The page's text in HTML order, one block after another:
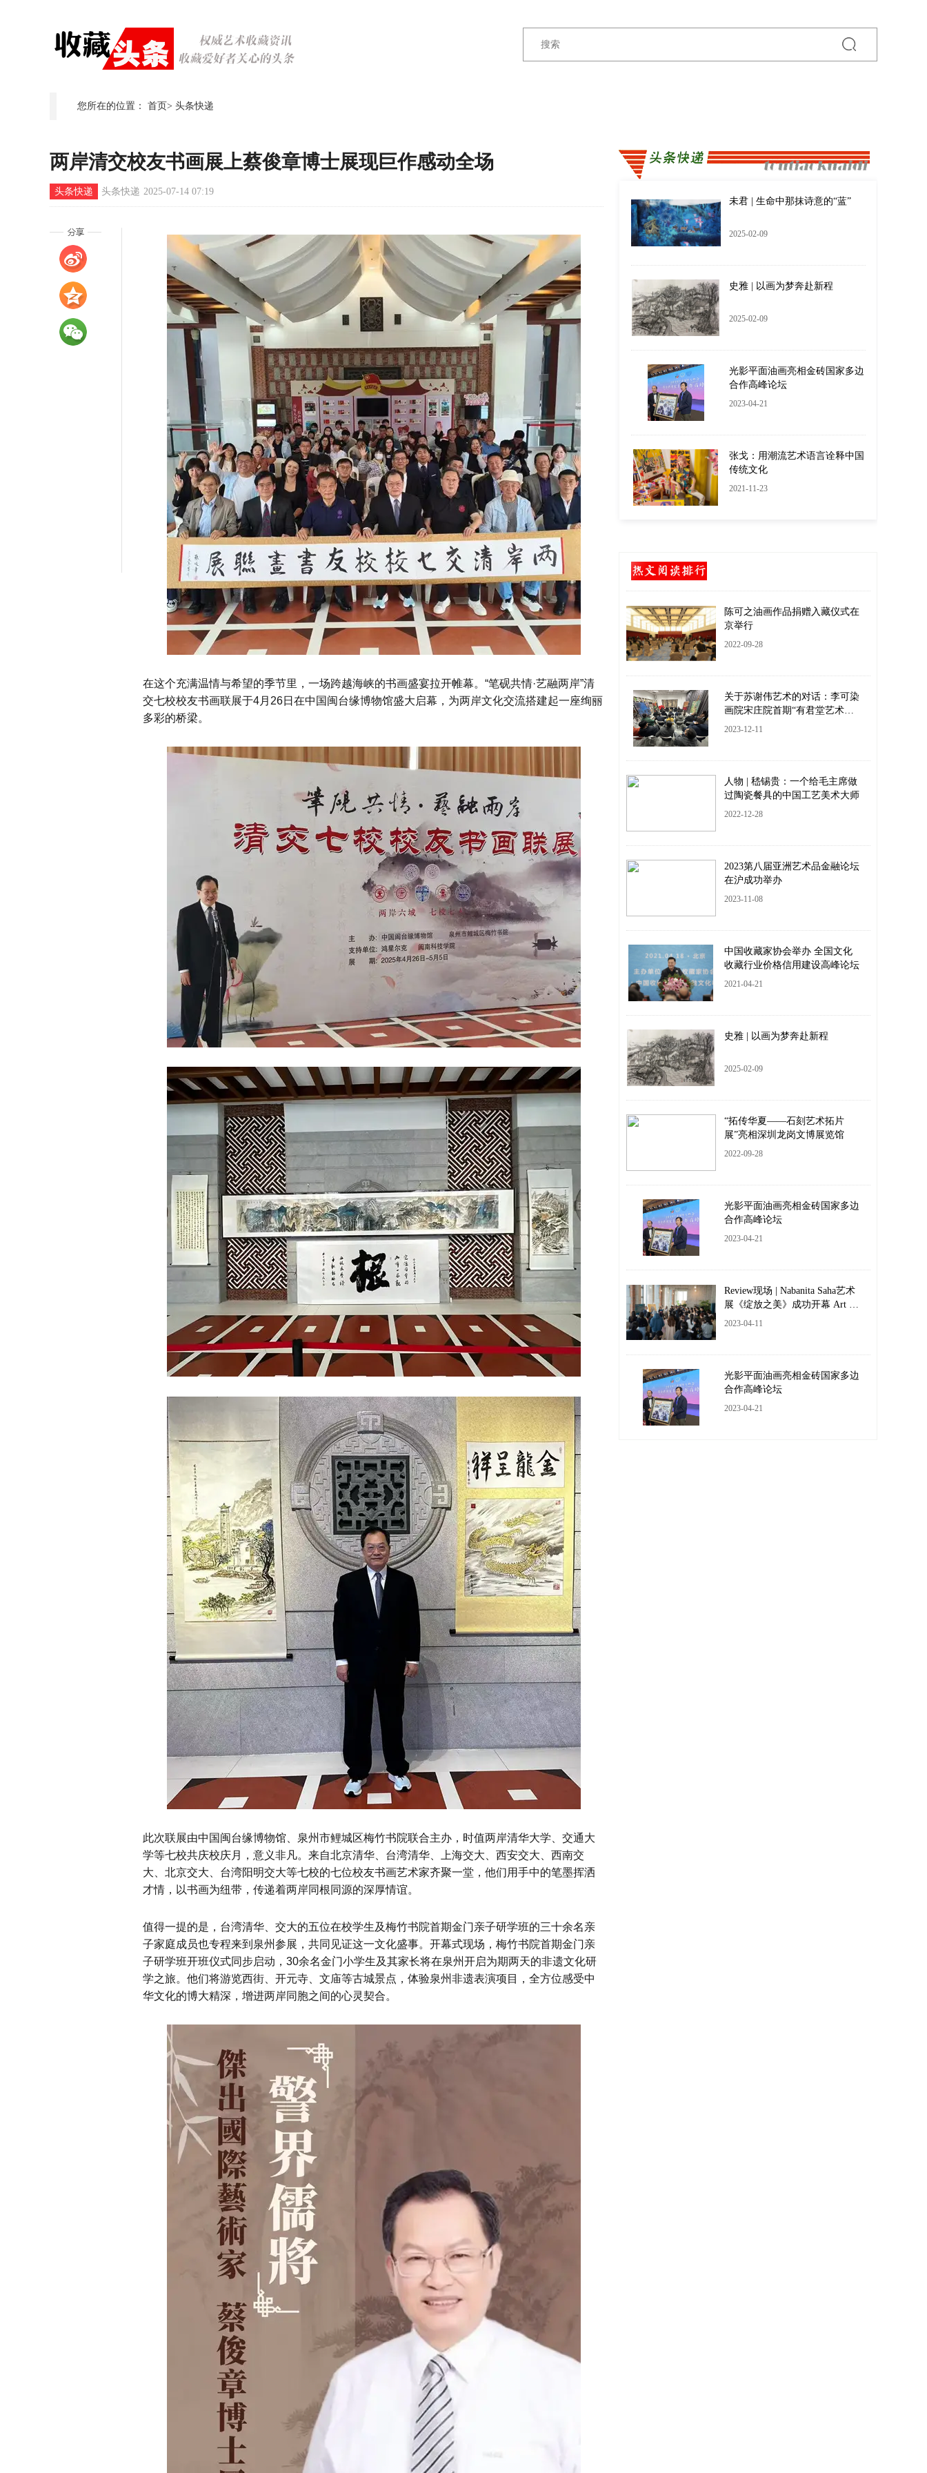
您所在的位置： 首页> 头条快递
两岸清交校友书画展上蔡俊章博士展现巨作感动全场
头条快递 头条快递 2025-07-14 07:19
在这个充满温情与希望的季节里，一场跨越海峡的书画盛宴拉开帷幕。“笔砚共情·艺融两岸”清
交七校校友书画联展于4月26日在中国闽台缘博物馆盛大启幕，为两岸文化交流搭建起一座绚丽
多彩的桥梁。
此次联展由中国闽台缘博物馆、泉州市鲤城区梅竹书院联合主办，时值两岸清华大学、交通大
学等七校共庆校庆月，意义非凡。来自北京清华、台湾清华、上海交大、西安交大、西南交
大、北京交大、台湾阳明交大等七校的七位校友书画艺术家齐聚一堂，他们用手中的笔墨挥洒
才情，以书画为纽带，传递着两岸同根同源的深厚情谊。
值得一提的是，台湾清华、交大的五位在校学生及梅竹书院首期金门亲子研学班的三十余名亲
子家庭成员也专程来到泉州参展，共同见证这一文化盛事。开幕式现场，梅竹书院首期金门亲
子研学班开班仪式同步启动，30余名金门小学生及其家长将在泉州开启为期两天的非遗文化研
学之旅。他们将游览西街、开元寺、文庙等古城景点，体验泉州非遗表演项目，全方位感受中
华文化的博大精深，增进两岸同胞之间的心灵契合。
未君 | 生命中那抹诗意的“蓝”
2025-02-09
史雅 | 以画为梦奔赴新程
2025-02-09
光影平面油画亮相金砖国家多边
合作高峰论坛
2023-04-21
张戈：用潮流艺术语言诠释中国
传统文化
2021-11-23
陈可之油画作品捐赠入藏仪式在
京举行
2022-09-28
关于苏谢伟艺术的对话：李可染
画院宋庄院首期“有君堂艺术沙
龙”成功举办
2023-12-11
人物 | 嵇锡贵：一个给毛主席做
过陶瓷餐具的中国工艺美术大师
2022-12-28
2023第八届亚洲艺术品金融论坛
在沪成功举办
2023-11-08
中国收藏家协会举办 全国文化
收藏行业价格信用建设高峰论坛
2021-04-21
史雅 | 以画为梦奔赴新程
2025-02-09
“拓传华夏——石刻艺术拓片
展”亮相深圳龙岗文博展览馆
2022-09-28
光影平面油画亮相金砖国家多边
合作高峰论坛
2023-04-21
Review现场 | Nabanita Saha艺术
展《绽放之美》成功开幕 Art Ex
hibition Opening
2023-04-11
光影平面油画亮相金砖国家多边
合作高峰论坛
2023-04-21